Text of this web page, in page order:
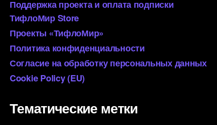
Поддержка проекта и оплата подписки
ТифлоМир Store
Проекты «ТифлоМир»
Политика конфиденциальности
Согласие на обработку персональных данных
Cookie Policy (EU)
Тематические метки